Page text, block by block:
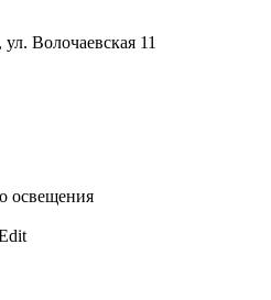
Волочаевская 11
освещения